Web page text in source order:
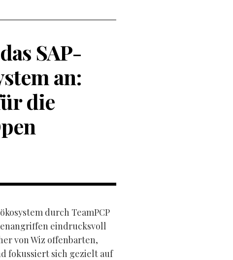
SAP-
an:
die
durch TeamPCP
eindrucksvoll
von Wiz offenbarten,
fokussiert sich gezielt auf